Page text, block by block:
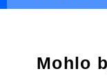
Mohlo